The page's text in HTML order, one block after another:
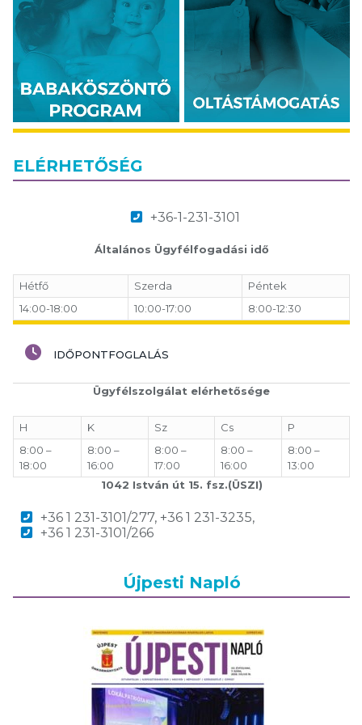
ELÉRHETŐSÉG
+36-1-231-3101
Általános Ügyfélfogadási idő
Hétfő Szerda
Péntek
14:00-18:00
10:00-17:00 8:00-12:30
IDŐPONTFOGLALÁS
Ügyfélszolgálat elérhetősége
H K Sz Cs
P
8:00 –
18:00
8:00 –
16:00
8:00 –
17:00
8:00 –
16:00
8:00 –
13:00
1042 István út 15. fsz.(ÜSZI)
+36 1 231-3101/277, +36 1 231-3235,
+36 1 231-3101/266
Újpesti Napló